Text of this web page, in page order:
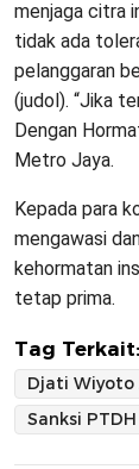
menjaga citra
tidak ada
pelanggaran
(judol). “Jika
Dengan
Metro Jaya.
Kepada para
mengawasi
kehormatan
tetap prima.
Tag Terkait:
Djati Wiyoto
Sanksi PTDH